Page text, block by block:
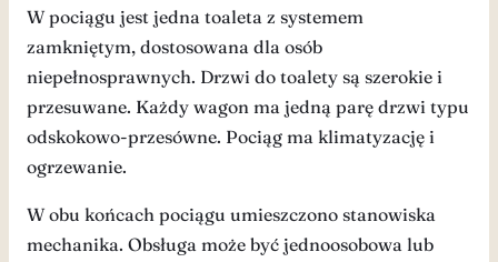
W pociągu jest jedna toaleta z systemem
zamkniętym, dostosowana dla osób
niepełnosprawnych. Drzwi do toalety są szerokie i
przesuwane. Każdy wagon ma jedną parę drzwi typu
odskokowo-przesówne. Pociąg ma klimatyzację i
ogrzewanie.
W obu końcach pociągu umieszczono stanowiska
mechanika. Obsługa może być jednoosobowa lub